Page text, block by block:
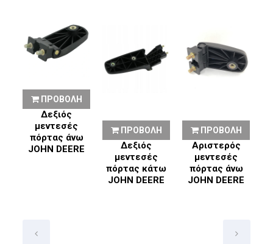
ΠΡΟΒΟΛΗ
Δεξιός
μεντεσές
πόρτας άνω
JOHN DEERE
ΠΡΟΒΟΛΗ
Δεξιός
μεντεσές
πόρτας κάτω
JOHN DEERE
ΠΡΟΒΟΛΗ
Αριστερός
μεντεσές
πόρτας άνω
JOHN DEERE